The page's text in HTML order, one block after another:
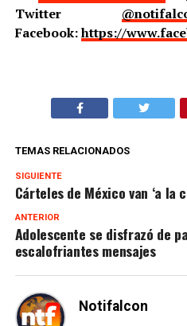
Twitter
Facebook:https://
TEMAS RELACIONADOS
SIGUIENTE
Cárteles de México van ‘a la
ANTERIOR
Adolescente se disfrazó de
escalofriantes mensajes
Notifalcon